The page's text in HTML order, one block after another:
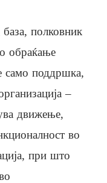
полковник
обраќање
само поддршка,
–
движење,
во
при што